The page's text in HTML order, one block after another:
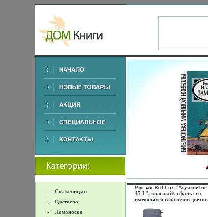
Солженицын
Цветаева
Ломоносов
Рюкзак Red Fox "Asymmetric
45 L", красный/асфальт из
имеющихся в наличии цветов
инфо 588l.